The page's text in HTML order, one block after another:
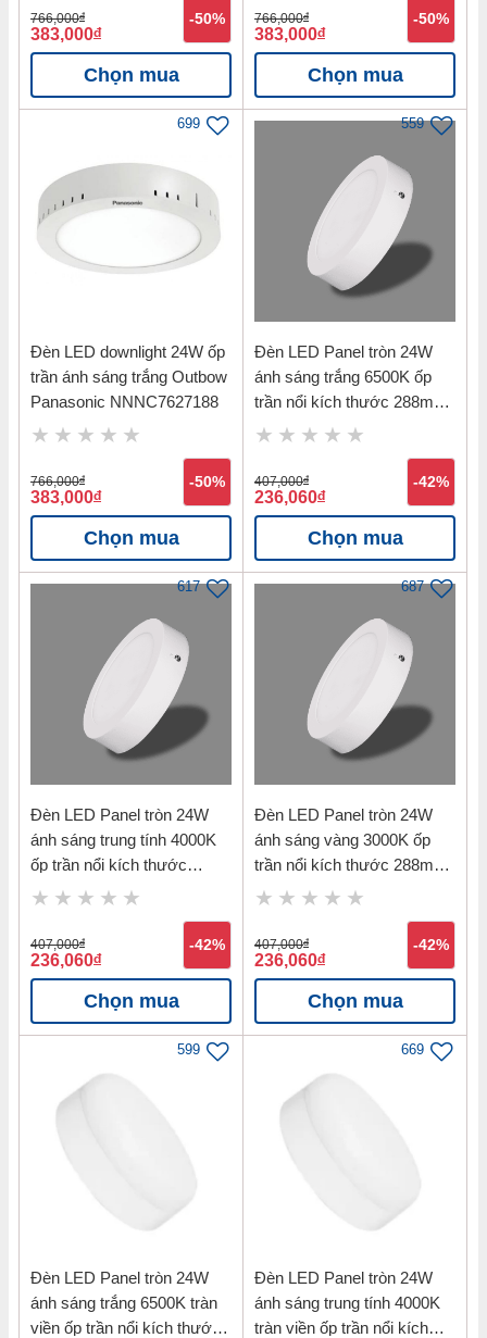
Cam kết hàng chính hãng, đảm bảo 100% về chất lượng.
Giao hàng tận nơi, nhanh chóng, tiện lợi.
0813 00 88 39để được hỗ trợ
766,000đ
383,000đ
-50%
Chọn mua
766,000đ
383,000đ
-50%
Chọn mua
699
Đèn LED downlight 24W ốp
trần ánh sáng trắng Outbow
Panasonic NNNC7627188
766,000đ
383,000đ
-50%
Chọn mua
559
Đèn LED Panel tròn 24W
ánh sáng trắng 6500K ốp
trần nổi kích thước 288mm
Nanoco NPL246R
407,000đ
236,060đ
-42%
Chọn mua
617
Đèn LED Panel tròn 24W
ánh sáng trung tính 4000K
ốp trần nổi kích thước
288mm Nanoco NPL244R
407,000đ
236,060đ
-42%
Chọn mua
687
Đèn LED Panel tròn 24W
ánh sáng vàng 3000K ốp
trần nổi kích thước 288mm
Nanoco NPL243R
407,000đ
236,060đ
-42%
Chọn mua
599
Đèn LED Panel tròn 24W
ánh sáng trắng 6500K tràn
viền ốp trần nổi kích thước
669
Đèn LED Panel tròn 24W
ánh sáng trung tính 4000K
tràn viền ốp trần nổi kích